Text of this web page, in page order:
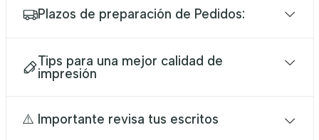
Plazos de preparación de Pedidos:
Tips para una mejor calidad de
impresión
⚠️ Importante revisa tus escritos